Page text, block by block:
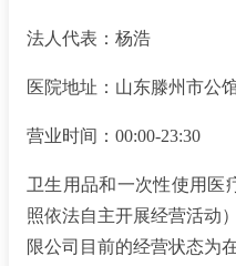
法人代表：杨浩
医院地址：山东滕州市公
营业时间：00:00-23:30
卫生用品和一次性使用医
照依法自主开展经营活动
限公司目前的经营状态为